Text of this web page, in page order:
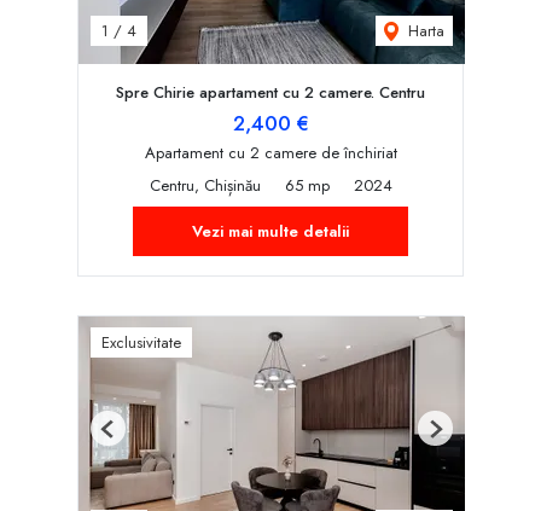
1 / 4 Harta
Spre Chirie apartament cu 2 camere. Centru
2,400 €
Apartament cu 2 camere de închiriat
Centru, Chișinău
65 mp
2024
Vezi mai multe detalii
Exclusivitate
Previous Next